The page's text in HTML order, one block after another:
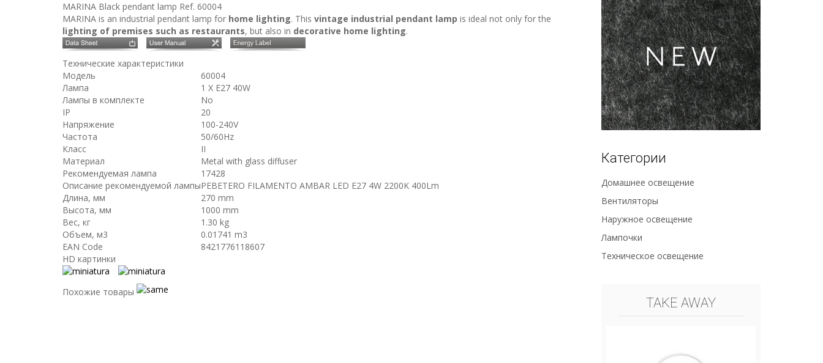
MARINA Black pendant lamp Ref. 60004
MARINA is an industrial pendant lamp for home lighting. This vintage industrial pendant lamp is ideal not only for the
lighting of premises such as restaurants, but also in decorative home lighting.
Технические характеристики
Модель
60004
Лампа
1 X E27 40W
Лампы в комплекте
No
IP
20
Напряжение
100-240V
Частота
50/60Hz
Класс
II
Материал
Metal with glass diffuser
Рекомендуемая лампа
17428
Описание рекомендуемой лампыPEBETERO FILAMENTO AMBAR LED E27 4W 2200K 400Lm
Длина, мм
270 mm
Высота, мм
1000 mm
Вес, кг
1.30 kg
Объем, м3
0.01741 m3
EAN Code
8421776118607
HD картинки
Похожие товары
Категории
Домашнее освещение
Вентиляторы
Наружное освещение
Лампочки
Техническое освещение
TAKE AWAY